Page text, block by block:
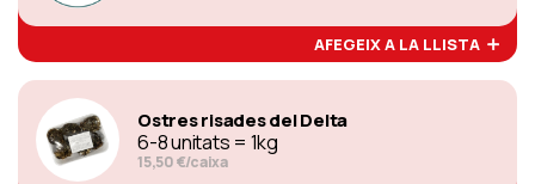
AFEGEIX A LA LLISTA
Ostres risades del Delta
6-8 unitats = 1kg
15,50 €/caixa